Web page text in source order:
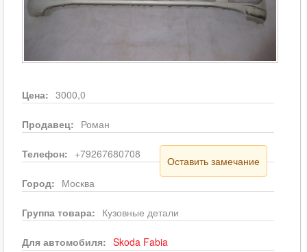
Цена: 3000,0
Продавец: Роман
Телефон: +79267680708
Оставить замечание
Город: Москва
Группа товара: Кузовные детали
Для автомобиля: Skoda Fabia